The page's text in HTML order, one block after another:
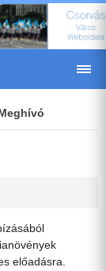
előadásra.